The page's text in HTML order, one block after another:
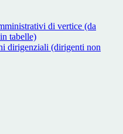
di vertice (da
tabelle)
dirigenziali (dirigenti non